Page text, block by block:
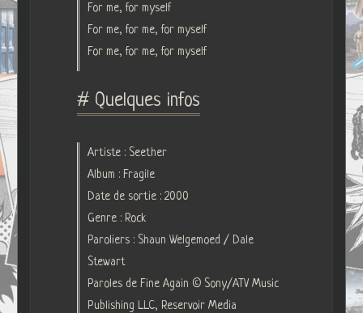
For me, for myself
For me, for me, for myself
For me, for me, for myself
# Quelques infos
Artiste : Seether
Album : Fragile
Date de sortie : 2000
Genre : Rock
Paroliers : Shaun Welgemoed / Dale
Stewart
Paroles de Fine Again © Sony/ATV Music
Publishing LLC, Reservoir Media